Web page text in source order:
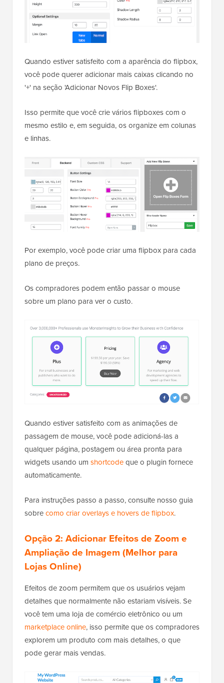
Quando estiver satisfeito com a aparência do flipbox,
você pode querer adicionar mais caixas clicando no
'+' na seção 'Adicionar Novos Flip Boxes'.
Isso permite que você crie vários flipboxes com o
mesmo estilo e, em seguida, os organize em colunas
e linhas.
Por exemplo, você pode criar uma flipbox para cada
plano de preços.
Os compradores podem então passar o mouse
sobre um plano para ver o custo.
Quando estiver satisfeito com as animações de
passagem de mouse, você pode adicioná-las a
qualquer página, postagem ou área pronta para
widgets usando um shortcodeque o plugin fornece
automaticamente.
Para instruções passo a passo, consulte nosso guia
sobrecomo criar overlays e hovers de flipbox.
Opção 2: Adicionar Efeitos de Zoom e
Ampliação de Imagem (Melhor para
Lojas Online)
Efeitos de zoom permitem que os usuários vejam
detalhes que normalmente não estariam visíveis. Se
você tem uma loja de comércio eletrônico ou um
marketplace online, isso permite que os compradores
explorem um produto com mais detalhes, o que
pode gerar mais vendas.